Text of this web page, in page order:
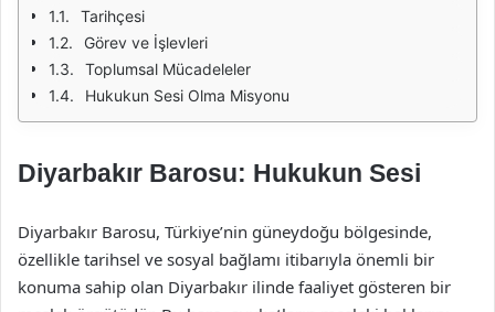
Tarihçesi
Görev ve İşlevleri
Toplumsal Mücadeleler
Hukukun Sesi Olma Misyonu
Diyarbakır Barosu: Hukukun Sesi
Diyarbakır Barosu, Türkiye’nin güneydoğu bölgesinde,
özellikle tarihsel ve sosyal bağlamı itibarıyla önemli bir
konuma sahip olan Diyarbakır ilinde faaliyet gösteren bir